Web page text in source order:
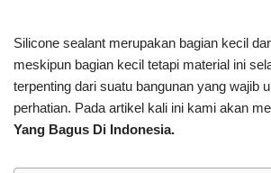
Silicone sealant merupakan bagian kecil
meskipun bagian kecil tetapi material ini
terpenting dari suatu bangunan yang wajib
perhatian. Pada artikel kali ini kami akan
Yang Bagus Di Indonesia.